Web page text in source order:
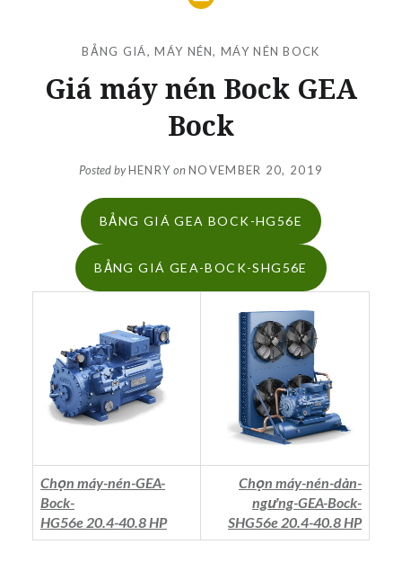
BẢNG GIÁ,MÁY NÉN,MÁY NÉN BOCK
Giá máy nén Bock GEA
Bock
Posted byHENRYonNOVEMBER 20, 2019
BẢNG GIÁ GEA BOCK-HG56E
BẢNG GIÁ GEA-BOCK-SHG56E
Chọn máy-nén-GEA-
Bock-
HG56e 20.4-40.8 HP
Chọn máy-nén-dàn-
ngưng-GEA-Bock-
SHG56e 20.4-40.8 HP